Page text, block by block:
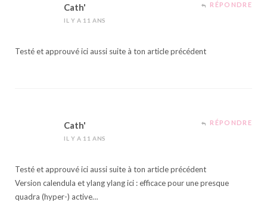
Cath'
IL Y A 11 ANS
RÉPONDRE
Testé et approuvé ici aussi suite à ton article précédent
Cath'
IL Y A 11 ANS
RÉPONDRE
Testé et approuvé ici aussi suite à ton article précédent
Version calendula et ylang ylang ici : efficace pour une presque
quadra (hyper-) active…